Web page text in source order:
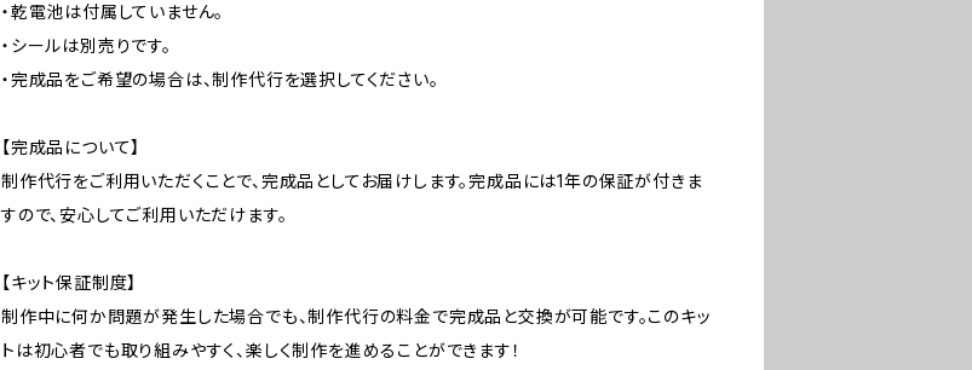
・乾電池は付属していません。
・シールは別売りです。
・完成品をご希望の場合は、制作代行を選択してください。
【完成品について】
制作代行をご利用いただくことで、完成品としてお届けします。完成品には1年の保証が付きま
すので、安心してご利用いただけます。
【キット保証制度】
制作中に何か問題が発生した場合でも、制作代行の料金で完成品と交換が可能です。このキッ
トは初心者でも取り組みやすく、楽しく制作を進めることができます！